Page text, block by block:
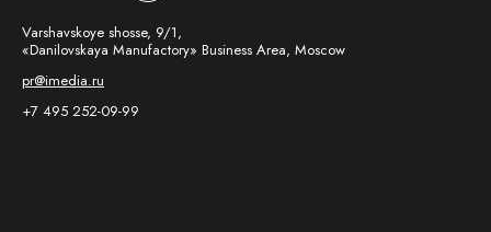
Varshavskoye shosse, 9/1,
«Danilovskaya Manufactory» Business Area, Moscow
pr@imedia.ru
+7 495 252-09-99